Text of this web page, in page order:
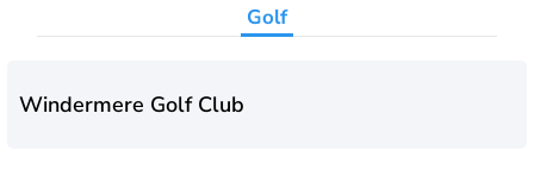
Golf
Windermere Golf Club